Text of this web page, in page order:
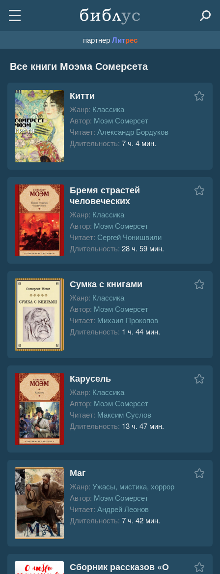
партнерЛитрес
Все книги Моэма Сомерсета
Китти
Жанр: Классика
Автор: Моэм Сомерсет
Читает: Александр Бордуков
Длительность: 7 ч. 4 мин.
Бремя страстей
человеческих
Жанр: Классика
Автор: Моэм Сомерсет
Читает: Сергей Чонишвили
Длительность: 28 ч. 59 мин.
Сумка с книгами
Жанр: Классика
Автор: Моэм Сомерсет
Читает: Михаил Прокопов
Длительность: 1 ч. 44 мин.
Карусель
Жанр: Классика
Автор: Моэм Сомерсет
Читает: Максим Суслов
Длительность: 13 ч. 47 мин.
Маг
Жанр: Ужасы, мистика, хоррор
Автор: Моэм Сомерсет
Читает: Андрей Леонов
Длительность: 7 ч. 42 мин.
Сборник рассказов «О